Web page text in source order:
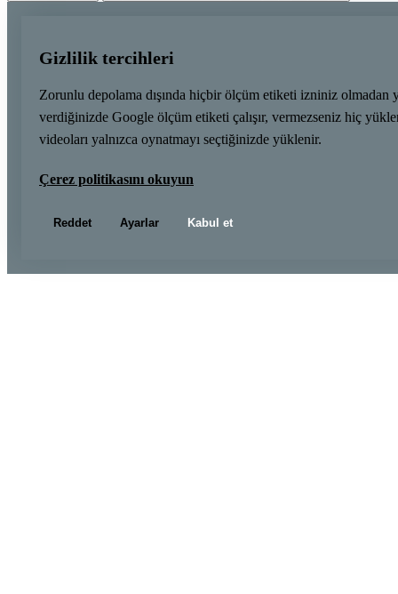
Gizlilik tercihleri
Zorunlu depolama dışında hiçbir ölçüm etiketi izniniz olmadan
verdiğinizde Google ölçüm etiketi çalışır, vermezseniz hiç
videoları yalnızca oynatmayı seçtiğinizde yüklenir.
Çerez politikasını okuyun
Reddet Ayarlar Kabul et